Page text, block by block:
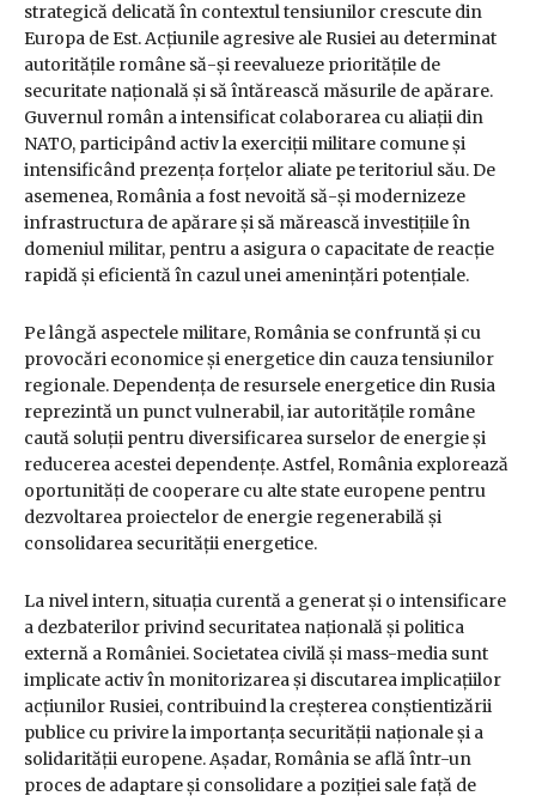
strategică delicată în contextul tensiunilor crescute din
Europa de Est. Acțiunile agresive ale Rusiei au determinat
autoritățile române să-și reevalueze prioritățile de
securitate națională și să întărească măsurile de apărare.
Guvernul român a intensificat colaborarea cu aliații din
NATO, participând activ la exerciții militare comune și
intensificând prezența forțelor aliate pe teritoriul său. De
asemenea, România a fost nevoită să-și modernizeze
infrastructura de apărare și să mărească investițiile în
domeniul militar, pentru a asigura o capacitate de reacție
rapidă și eficientă în cazul unei amenințări potențiale.
Pe lângă aspectele militare, România se confruntă și cu
provocări economice și energetice din cauza tensiunilor
regionale. Dependența de resursele energetice din Rusia
reprezintă un punct vulnerabil, iar autoritățile române
caută soluții pentru diversificarea surselor de energie și
reducerea acestei dependențe. Astfel, România explorează
oportunități de cooperare cu alte state europene pentru
dezvoltarea proiectelor de energie regenerabilă și
consolidarea securității energetice.
La nivel intern, situația curentă a generat și o intensificare
a dezbaterilor privind securitatea națională și politica
externă a României. Societatea civilă și mass-media sunt
implicate activ în monitorizarea și discutarea implicațiilor
acțiunilor Rusiei, contribuind la creșterea conștientizării
publice cu privire la importanța securității naționale și a
solidarității europene. Așadar, România se află într-un
proces de adaptare și consolidare a poziției sale față de